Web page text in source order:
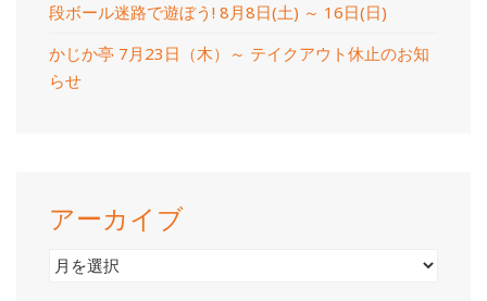
段ボール迷路で遊ぼう! 8月8日(土) ～ 16日(日)
かじか亭 7月23日（木）～ テイクアウト休止のお知
らせ
アーカイブ
ア